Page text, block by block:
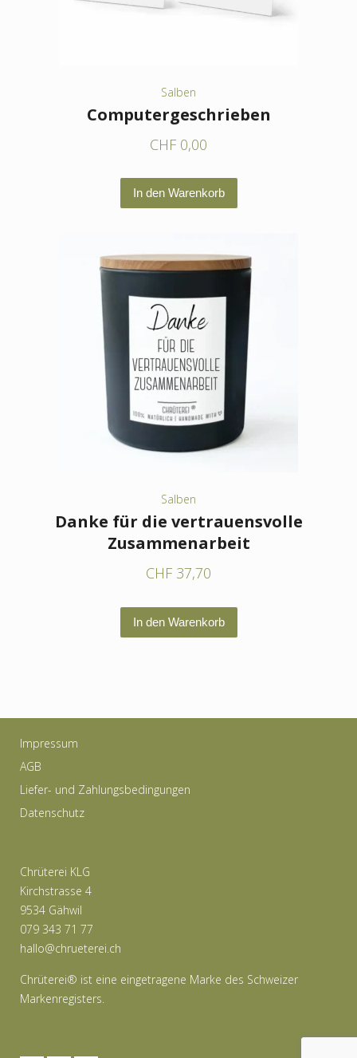
Salben
Computergeschrieben
CHF 0,00
In den Warenkorb
Salben
Danke für die vertrauensvolle
Zusammenarbeit
CHF 37,70
In den Warenkorb
Impressum
AGB
Liefer- und Zahlungsbedingungen
Datenschutz
Chrüterei KLG
Kirchstrasse 4
9534 Gähwil
079 343 71 77
hallo@chrueterei.ch
Chrüterei® ist eine eingetragene Marke des Schweizer
Markenregisters.